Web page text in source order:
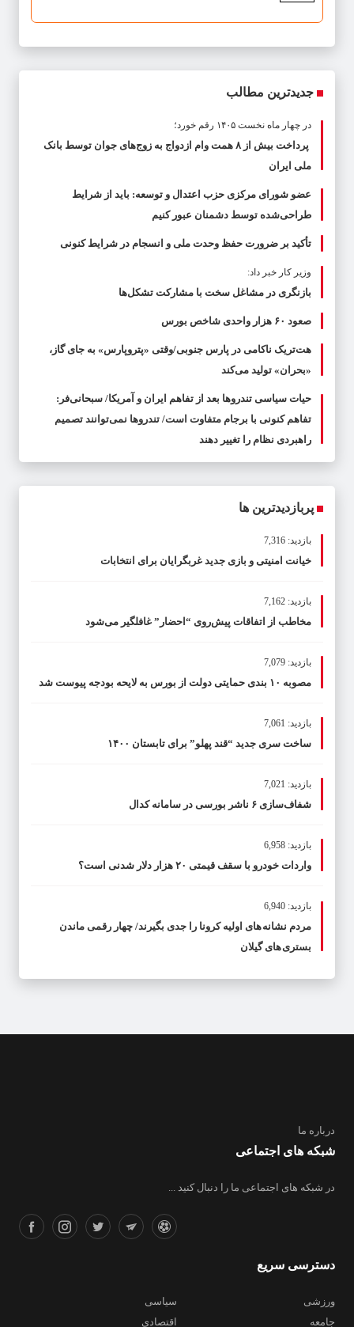
جدیدترین مطالب
در چهار ماه نخست ۱۴۰۵ رقم خورد؛
پرداخت بیش از ۸ همت وام ازدواج به زوج‌های جوان توسط بانک
ملی ایران
عضو شورای مرکزی حزب اعتدال و توسعه: باید از شرایط
طراحی‌شده توسط دشمنان عبور کنیم
تأکید بر ضرورت حفظ وحدت ملی و انسجام در شرایط کنونی
وزیر کار خبر داد:
بازنگری در مشاغل سخت با مشارکت تشکل‌ها
صعود ۶۰ هزار واحدی شاخص بورس
هت‌تریک ناکامی در پارس جنوبی/وقتی «پتروپارس» به جای گاز،
«بحران» تولید می‌کند
حیات سیاسی تندروها بعد از تفاهم ایران و آمریکا/ سبحانی‌فر:
تفاهم کنونی با برجام متفاوت است/ تندروها نمی‌توانند تصمیم
راهبردی نظام را تغییر دهند
پربازدیدترین ها
بازدید: 7,316
خیانت امنیتی و بازی جدید غربگرایان برای انتخابات
بازدید: 7,162
مخاطب از اتفاقات پیش‌روی “احضار” غافلگیر می‌شود
بازدید: 7,079
مصوبه ۱۰ بندی حمایتی دولت از بورس به لایحه بودجه پیوست شد
بازدید: 7,061
ساخت سری جدید “قند پهلو” برای تابستان ۱۴۰۰
بازدید: 7,021
شفاف‌سازی ۶ ناشر بورسی در سامانه کدال
بازدید: 6,958
واردات خودرو با سقف قیمتی ۲۰ هزار دلار شدنی است؟
بازدید: 6,940
مردم نشانه های اولیه کرونا را جدی بگیرند/ چهار رقمی ماندن
بستری های گیلان
درباره ما
شبکه های اجتماعی
در شبکه های اجتماعی ما را دنبال کنید ...
دسترسی سریع
ورزشی
سیاسی
جامعه
اقتصادی